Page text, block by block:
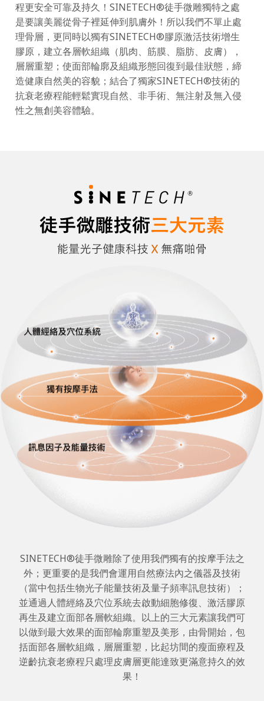
程更安全可靠及持久！SINETECH®️徒手微雕獨特之處
是要讓美麗從骨子裡延伸到肌膚外！所以我們不單止處
理骨層，更同時以獨有SINETECH®️膠原激活技術增生
膠原，建立各層軟組織（肌肉、筋膜、脂肪、皮膚），
層層重塑；使面部輪廓及組織形態回復到最佳狀態，締
造健康自然美的容貌；結合了獨家SINETECH®️技術的
抗衰老療程能輕鬆實現自然、非手術、無注射及無入侵
性之無創美容體驗。
SINETECH®️徒手微雕除了使用我們獨有的按摩手法之
外；更重要的是我們會運用自然療法內之儀器及技術
（當中包括生物光子能量技術及量子頻率訊息技術）；
並通過人體經絡及穴位系統去啟動細胞修復、激活膠原
再生及建立面部各層軟組織。以上的三大元素讓我們可
以做到最大效果的面部輪廓重塑及美形，由骨開始，包
括面部各層軟組織，層層重塑，比起坊間的瘦面療程及
逆齡抗衰老療程只處理皮膚層更能達致更滿意持久的效
果！